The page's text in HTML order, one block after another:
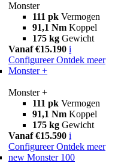
Monster
111 pk Vermogen
91,1 Nm Koppel
175 kg Gewicht
Vanaf €15.190 i
Configureer Ontdek meer
Monster +
Monster +
111 pk Vermogen
91,1 Nm Koppel
175 kg Gewicht
Vanaf €15.590 i
Configureer Ontdek meer
new Monster 100